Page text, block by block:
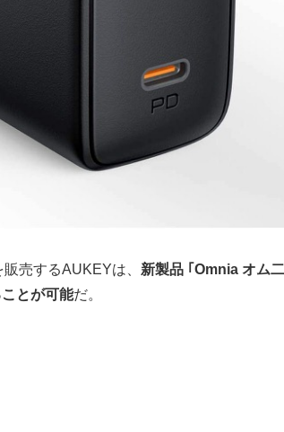
売するAUKEYは、 新製品 ｢Omnia オム
とが可能だ。